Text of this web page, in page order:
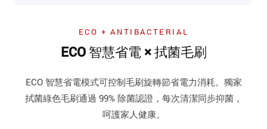
ECO + ANTIBACTERIAL
ECO 智慧省電 × 拭菌毛刷
ECO 智慧省電模式可控制毛刷旋轉節省電力消耗。獨家
拭菌綠色毛刷通過 99% 除菌認證，每次清潔同步抑菌，
呵護家人健康。